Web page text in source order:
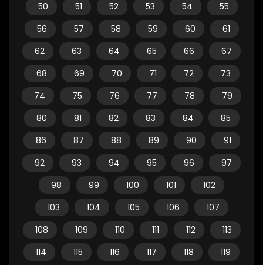
50
51 52 53 54
55
56
57 58 59 60
61
62
63 64 65 66
67
68
69 70 71 72
73
74
75 76 77 78
79
80
81 82 83 84
85
86
87 88 89 90
91
92
93 94 95 96
97
98
99 100 101
102
103
104 105 106
107
108
109 110 111 112
113
114
115 116 117 118
119